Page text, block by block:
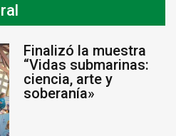
Finalizó la muestra
“Vidas submarinas:
ciencia, arte y
soberanía»